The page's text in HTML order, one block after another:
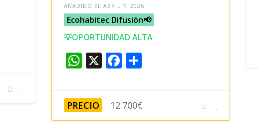
AÑADIDO EL ABRIL 7, 2026
Ecohabitec Difusión📢
💡OPORTUNIDAD ALTA
W
s
A
X F
e
b
C
p
ar
PRECIO 12.700€